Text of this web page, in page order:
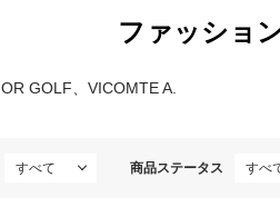
ファッショ
GOLF、VICOMTE A.
商品ステータス